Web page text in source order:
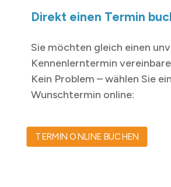
Direkt einen Termin
Sie möchten gleich einen
Kennenlerntermin
Kein Problem – wählen Sie
Wunschtermin online:
TERMIN ONLINE BUCHEN